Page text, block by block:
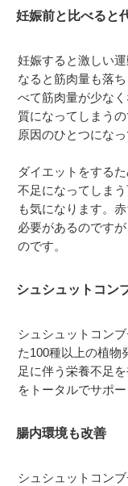
妊娠前と比べると
妊娠すると激しい
なると筋肉量も落
べて筋肉量が少な
質になってしまう
原因のひとつになっ
ダイエットをする
不足になってしま
も気になります。
必要があるのです
のです。
シュシュットコン
シュシュットコン
た100種以上の植物
足に伴う栄養不足
をトータルでサポー
腸内環境も改善
シュシュットコン